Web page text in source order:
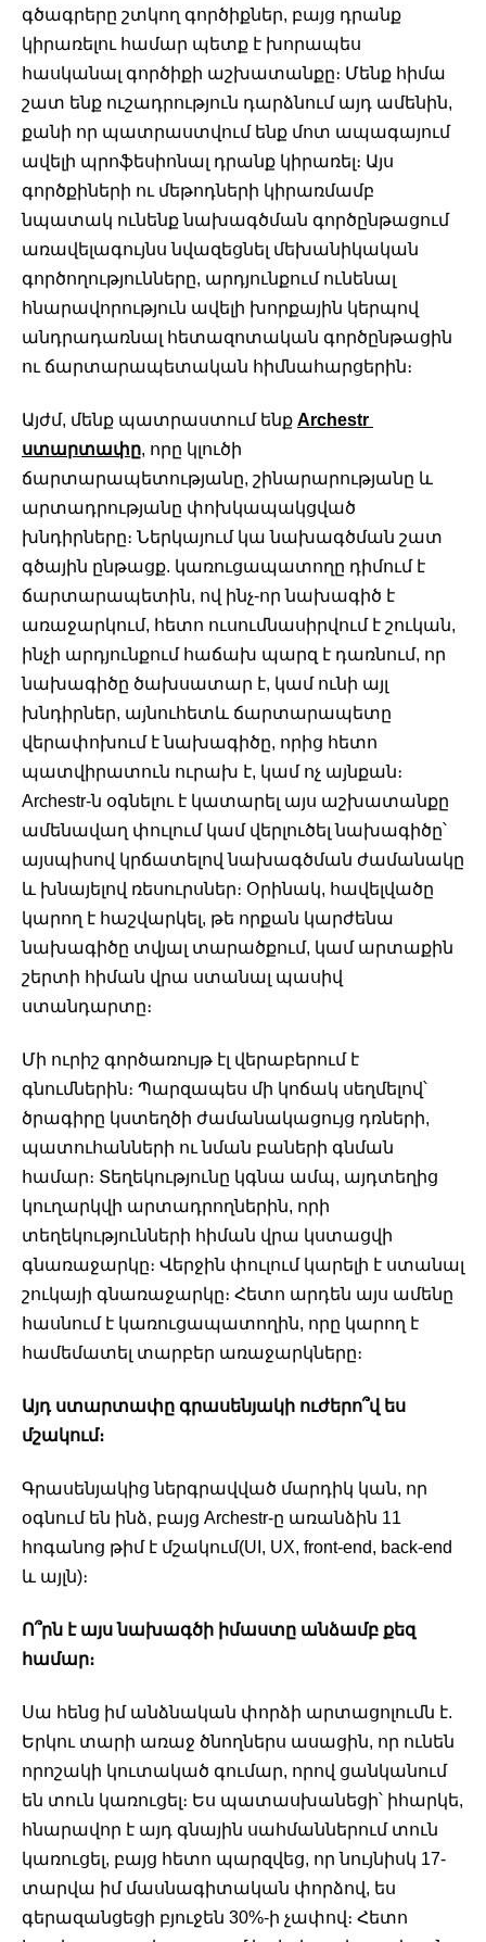
գծագրերը շտկող գործիքներ, բայց դրանք
կիրառելու համար պետք է խորապես
հասկանալ գործիքի աշխատանքը։ Մենք հիմա
շատ ենք ուշադրություն դարձնում այդ ամենին,
քանի որ պատրաստվում ենք մոտ ապագայում
ավելի պրոֆեսիոնալ դրանք կիրառել։ Այս
գործքիների ու մեթոդների կիրառմամբ
նպատակ ունենք նախագծման գործընթացում
առավելագույնս նվազեցնել մեխանիկական
գործողությունները, արդյունքում ունենալ
հնարավորություն ավելի խորքային կերպով
անդրադառնալ հետազոտական գործընթացին
ու ճարտարապետական հիմնահարցերին։
Այժմ, մենք պատրաստում ենք Archestr
ստարտափը, որը կլուծի
ճարտարապետությանը, շինարարությանը և
արտադրությանը փոխկապակցված
խնդիրները։ Ներկայում կա նախագծման շատ
գծային ընթացք. կառուցապատողը դիմում է
ճարտարապետին, ով ինչ-որ նախագիծ է
առաջարկում, հետո ուսումնասիրվում է շուկան,
ինչի արդյունքում հաճախ պարզ է դառնում, որ
նախագիծը ծախսատար է, կամ ունի այլ
խնդիրներ, այնուհետև ճարտարապետը
վերափոխում է նախագիծը, որից հետո
պատվիրատուն ուրախ է, կամ ոչ այնքան։
Archestr-ն օգնելու է կատարել այս աշխատանքը
ամենավաղ փուլում կամ վերլուծել նախագիծը՝
այսպիսով կրճատելով նախագծման ժամանակը
և խնայելով ռեսուրսներ։ Օրինակ, հավելվածը
կարող է հաշվարկել, թե որքան կարժենա
նախագիծը տվյալ տարածքում, կամ արտաքին
շերտի հիման վրա ստանալ պասիվ
ստանդարտը։
Մի ուրիշ գործառույթ էլ վերաբերում է
գնումներին։ Պարզապես մի կոճակ սեղմելով՝
ծրագիրը կստեղծի ժամանակացույց դռների,
պատուհանների ու նման բաների գնման
համար։ Տեղեկությունը կգնա ամպ, այդտեղից
կուղարկվի արտադրողներին, որի
տեղեկությունների հիման վրա կստացվի
գնառաջարկը։ Վերջին փուլում կարելի է ստանալ
շուկայի գնառաջարկը։ Հետո արդեն այս ամենը
հասնում է կառուցապատողին, որը կարող է
համեմատել տարբեր առաջարկները։
Այդ ստարտափը գրասենյակի ուժերո՞վ ես
մշակում։
Գրասենյակից ներգրավված մարդիկ կան, որ
օգնում են ինձ, բայց Archestr-ը առանձին 11
հոգանոց թիմ է մշակում(UI, UX, front-end, back-end
և այլն)։
Ո՞րն է այս նախագծի իմաստը անձամբ քեզ
համար։
Սա հենց իմ անձնական փորձի արտացոլումն է.
Երկու տարի առաջ ծնողներս ասացին, որ ունեն
որոշակի կուտակած գումար, որով ցանկանում
են տուն կառուցել։ Ես պատասխանեցի՝ իհարկե,
հնարավոր է այդ գնային սահմաններում տուն
կառուցել, բայց հետո պարզվեց, որ նույնիսկ 17-
տարվա իմ մասնագիտական փորձով, ես
գերազանցեցի բյուջեն 30%-ի չափով։ Հետո